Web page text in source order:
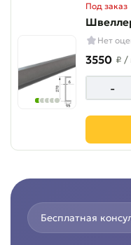
Под заказ
Нет
3550 ₽ /
-
Бесплатная